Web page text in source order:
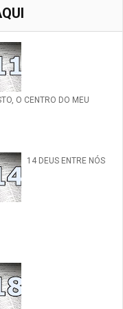
O CENTRO DO MEU
14 DEUS ENTRE NÓS